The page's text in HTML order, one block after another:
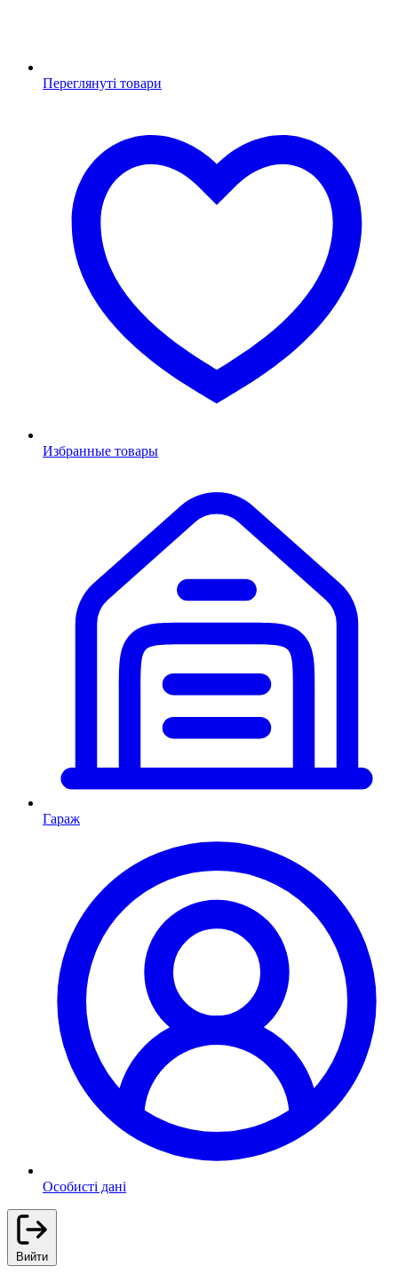
Переглянуті товари
Избранные товары
Гараж
Особисті дані
Вийти